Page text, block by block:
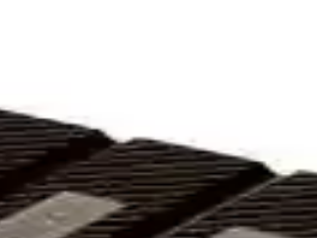
dolgulu atıştırmalıkları, farklı
Keyfi
yapımını kolaylaştırır, çeşitli boyut